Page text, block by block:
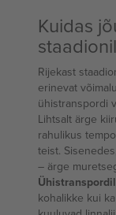
Kuidas
Rijekast
erinevat
ühistranspordi
Lihtsalt ärge
rahulikus
teist.
– ärge
kohalikke kui